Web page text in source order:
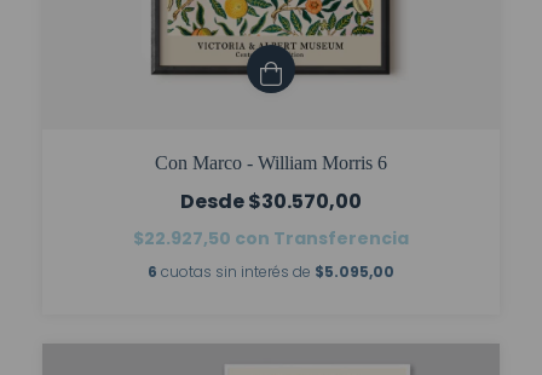
Con Marco - William Morris 6
$30.570,00
$22.927,50 con Transferencia
6 cuotas sin interés de $5.095,00